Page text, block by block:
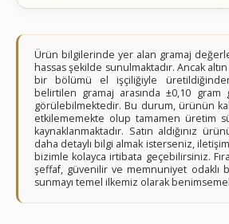
Ürün bilgilerinde yer alan gramaj
hassas şekilde sunulmaktadır. Ancak
bir bölümü el işçiliğiyle
belirtilen gramaj arasında ±0,10 gram
görülebilmektedir. Bu durum, ürünün
etkilememekte olup tamamen üretim
kaynaklanmaktadır. Satın aldığınız
daha detaylı bilgi almak isterseniz,
bizimle kolayca irtibata geçebilirsiniz.
şeffaf, güvenilir ve memnuniyet odaklı
sunmayı temel ilkemiz olarak